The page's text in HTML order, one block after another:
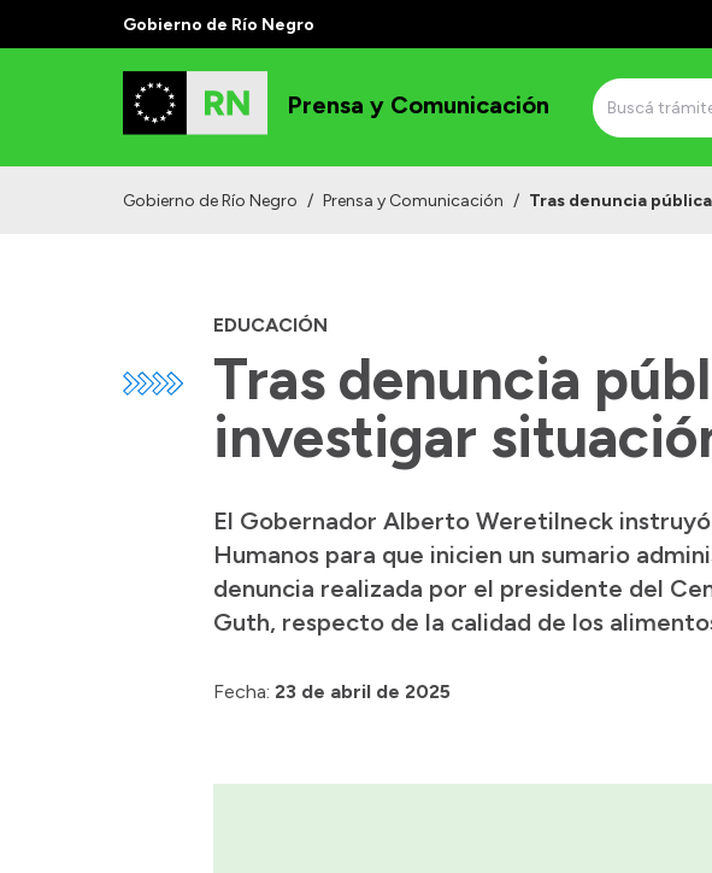
Gobierno de Río Negro
Prensa y Comunicación
Gobierno de Río Negro / Prensa y Comunicación / Tras denuncia
EDUCACIÓN
Tras denuncia
investigar
El Gobernador Alberto Weretilneck
Humanos para que inicien un sumario
denuncia realizada por el presidente del
Guth, respecto de la calidad de los
Fecha: 23 de abril de 2025